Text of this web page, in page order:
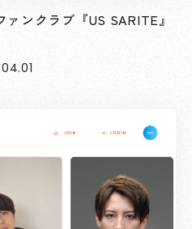
ンクラブ『US SARITE』